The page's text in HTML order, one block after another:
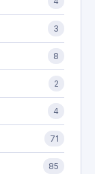
3
8
2
4
71
85